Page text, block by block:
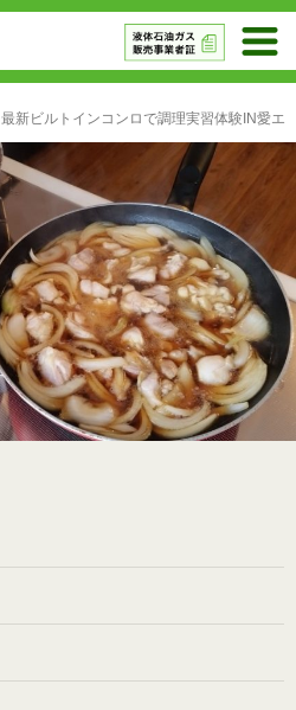
最新ビルトインコンロで調理実習体験IN愛エ